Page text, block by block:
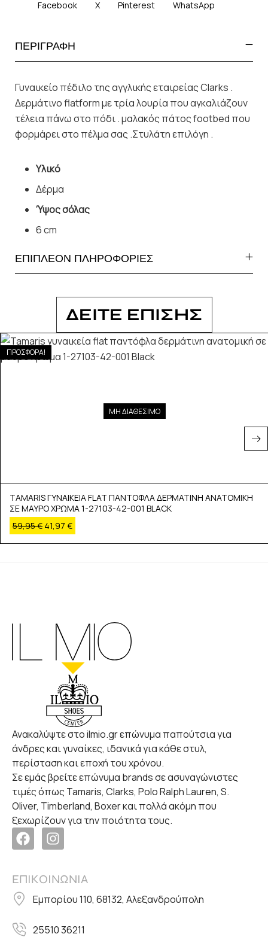
Facebook X Pinterest WhatsApp
ΠΕΡΙΓΡΑΦΗ
Γυναικείο πέδιλο της αγγλικής εταιρείας Clarks .
Δερμάτινο flatform με τρία λουρία που αγκαλιάζουν
τέλεια πάνω στο πόδι . μαλακός πάτος footbed που
φορμάρει στο πέλμα σας .Στυλάτη επιλόγη .
Υλικό
Δέρμα
Ύψος σόλας
6 cm
ΕΠΙΠΛΕΟΝ ΠΛΗΡΟΦΟΡΙΕΣ
ΔΕΙΤΕ ΕΠΙΣΗΣ
ΠΡΟΣΦΟΡΑ!
ΜΗ ΔΙΑΘΕΣΙΜΟ
TAMARIS ΓΥΝΑΙΚΕΙΑ FLAT ΠΑΝΤΟΦΛΑ ΔΕΡΜΑΤΙΝΗ ΑΝΑΤΟΜΙΚΗ
ΣΕ ΜΑΥΡΟ ΧΡΩΜΑ 1-27103-42-001 BLACK
59,95€ 41,97 €
Ανακαλύψτε στο ilmio.gr επώνυμα παπούτσια για
άνδρες και γυναίκες, ιδανικά για κάθε στυλ,
περίσταση και εποχή του χρόνου.
Σε εμάς βρείτε επώνυμα brands σε ασυναγώνιστες
τιμές όπως Tamaris, Clarks, Polo Ralph Lauren, S.
Oliver, Timberland, Boxer και πολλά ακόμη που
ξεχωρίζουν για την ποιότητα τους.
ΕΠΙΚΟΙΝΩΝΙΑ
Εμπορίου 110, 68132, Αλεξανδρούπολη
25510 36211